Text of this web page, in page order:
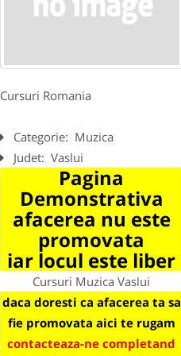
Cursuri Romania
Categorie: Muzica
Judet: Vaslui
Pagina
Demonstrativa
afacerea nu este
promovata
iar locul este liber
Cursuri Muzica Vaslui
daca doresti ca afacerea ta sa
fie promovata aici te rugam
contacteaza-ne completand